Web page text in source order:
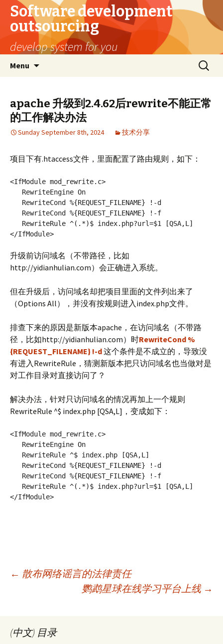
Software development
outsourcing
develop system for you
Menu
Search
for:
apache 升级到2.4.62后rewrite不能正常
的工作解决办法
Sunday September 8th, 2024 技术分享
项目下有.htaccess文件，里面配置了路由规则，如下：
<IfModule mod_rewrite.c>
</IfModule>
升级前访问域名（不带路径，比如
http://yidianhulian.com）会正确进入系统。
但在升级后，访问域名却把项目里面的文件列出来了
（Options All），并没有按规则进入index.php文件。
排查下来的原因是新版本apache，在访问域名（不带路
径，比如http://yidianhulian.com）时RewriteCond %
{REQUEST_FILENAME} !-d这个条件是不成立的，导致没
有进入RewriteRule，猜测新版本把只访问域名也当做对是
对工作目录对直接访问了？
解决办法，针对只访问域名的情况再加上一个规则
RewriteRule ^$ index.php [QSA,L]，变成如下：
<IfModule mod_rewrite.c>
</IfModule>
navigation
← 散布网络谣言的法律责任
鹦鹉星球在线学习平台上线 →
(中文) 目录